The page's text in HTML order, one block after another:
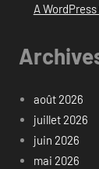
A
août 2026
juillet 2026
juin 2026
mai 2026